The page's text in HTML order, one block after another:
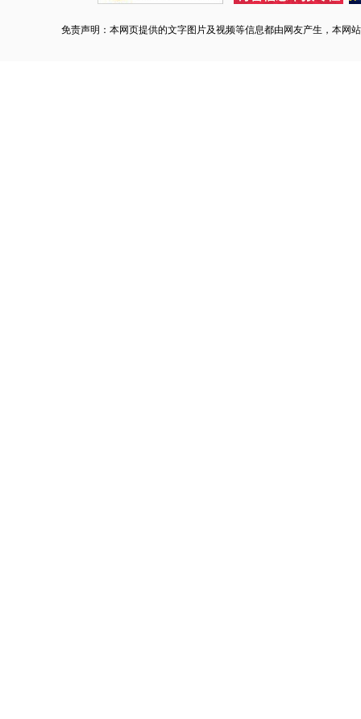
免责声明：本网页提供的文字图片及视频等信息都由网友产生，本网